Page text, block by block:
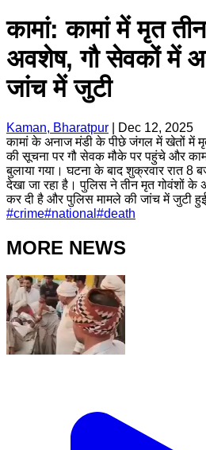
कामां: कामां में मृत
अवशेष, गौ सेवकों में
जांच में जुटी
Kaman, Bharatpur
Dec 12, 2025
कामां के अनाज मंडी के पीछे जंगल में खेतों में
की सूचना पर गौ सेवक मौके पर पहुंचे और
बुलाया गया। घटना के बाद शुक्रवार रात 8
देखा जा रहा है। पुलिस ने तीन मृत गोवंशों के
कर दी है और पुलिस मामले की जांच में जुटी
#crime#national #death
MORE NEWS